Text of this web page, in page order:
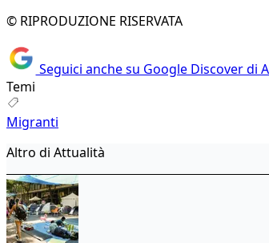
© RIPRODUZIONE RISERVATA
Seguici anche su Google Discover di
Temi
Migranti
Altro di Attualità